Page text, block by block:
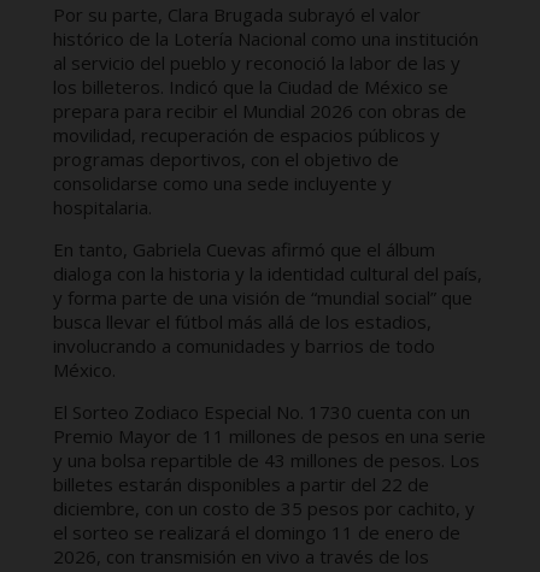
Por su parte, Clara Brugada subrayó el valor
histórico de la Lotería Nacional como una institución
al servicio del pueblo y reconoció la labor de las y
los billeteros. Indicó que la Ciudad de México se
prepara para recibir el Mundial 2026 con obras de
movilidad, recuperación de espacios públicos y
programas deportivos, con el objetivo de
consolidarse como una sede incluyente y
hospitalaria.
En tanto, Gabriela Cuevas afirmó que el álbum
dialoga con la historia y la identidad cultural del país,
y forma parte de una visión de “mundial social” que
busca llevar el fútbol más allá de los estadios,
involucrando a comunidades y barrios de todo
México.
El Sorteo Zodiaco Especial No. 1730 cuenta con un
Premio Mayor de 11 millones de pesos en una serie
y una bolsa repartible de 43 millones de pesos. Los
billetes estarán disponibles a partir del 22 de
diciembre, con un costo de 35 pesos por cachito, y
el sorteo se realizará el domingo 11 de enero de
2026, con transmisión en vivo a través de los